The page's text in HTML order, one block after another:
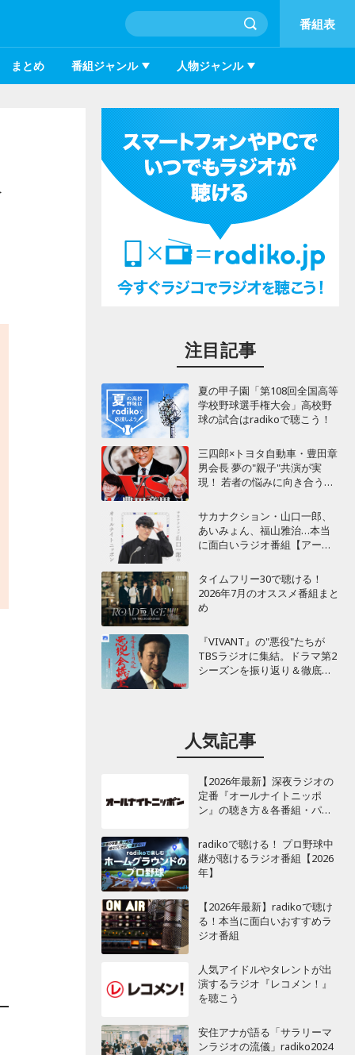
番組表
まとめ 番組ジャンル 人物ジャンル
注目記事
夏の甲子園「第108回全国高等
学校野球選手権大会」高校野
球の試合はradikoで聴こう！
三四郎×トヨタ自動車・豊田章
男会長 夢の"親子"共演が実
現！ 若者の悩みに向き合うポ
サカナクション・山口一郎、
あいみょん、福山雅治…本当
に面白いラジオ番組【アーテ
タイムフリー30で聴ける！
2026年7月のオススメ番組まと
め
『VIVANT』の"悪役"たちが
TBSラジオに集結。ドラマ第2
シーズンを振り返り＆徹底考
人気記事
【2026年最新】深夜ラジオの
定番『オールナイトニッポ
ン』の聴き方＆各番組・パー
radikoで聴ける！ プロ野球中
継が聴けるラジオ番組【2026
年】
【2026年最新】radikoで聴け
る！本当に面白いおすすめラ
ジオ番組
人気アイドルやタレントが出
演するラジオ『レコメン！』
を聴こう
安住アナが語る「サラリーマ
ンラジオの流儀」radiko2024